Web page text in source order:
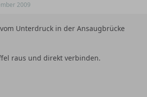
2009
Unterdruck in der Ansaugbrücke
raus und direkt verbinden.